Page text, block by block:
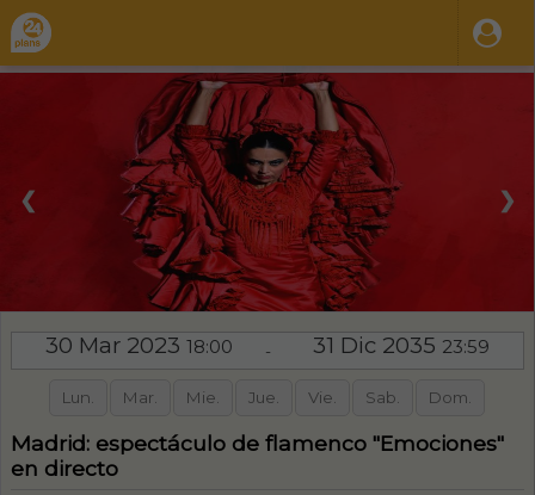
❮ ❯
30 Mar 2023 18:00 - 31 Dic 2035 23:59
Lun. Mar. Mie. Jue. Vie. Sab. Dom.
Madrid: espectáculo de flamenco "Emociones"
en directo